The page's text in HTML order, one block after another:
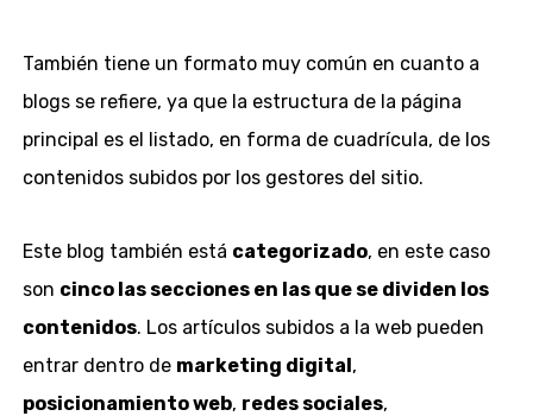
También tiene un formato muy común en cuanto a
blogs se refiere, ya que la estructura de la página
principal es el listado, en forma de cuadrícula, de los
contenidos subidos por los gestores del sitio.
Este blog también está categorizado, en este caso
son cinco las secciones en las que se dividen los
contenidos. Los artículos subidos a la web pueden
entrar dentro de marketing digital,
posicionamiento web, redes sociales,